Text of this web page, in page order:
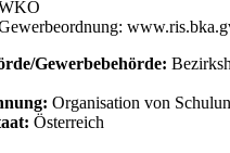
Gewerbebehörde:
Organisation von
Österreich